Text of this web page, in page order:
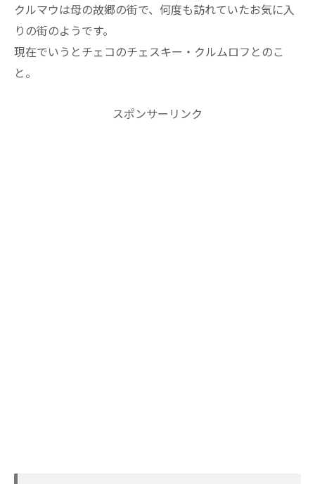
クルマウは母の故郷の街で、何度も訪れていたお気に入
りの街のようです。
現在でいうとチェコのチェスキー・クルムロフとのこ
と。
スポンサーリンク